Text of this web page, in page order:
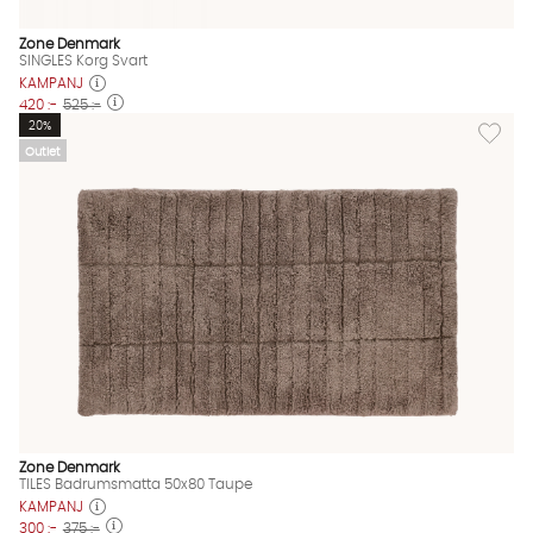
Zone Denmark
SINGLES Korg Svart
KAMPANJ
420 :- 525 :-
Outlet
Lägg
20%
Zone Denmark
TILES Badrumsmatta 50x80 Taupe
KAMPANJ
300 :- 375 :-